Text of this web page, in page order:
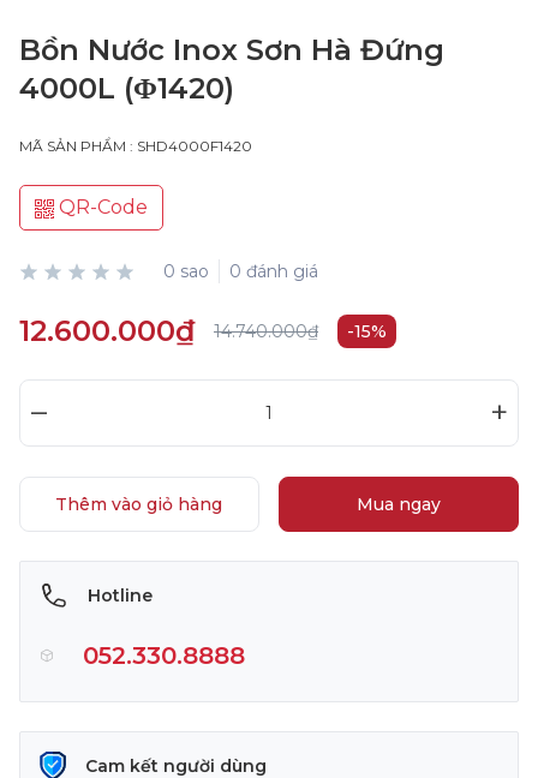
Bồn Nước Inox Sơn Hà Đứng
4000L (Φ1420)
MÃ SẢN PHẨM : SHD4000F1420
QR-Code
0 sao 0 đánh giá
12.600.000₫ 14.740.000₫ -15%
– +
Thêm vào giỏ hàng Mua ngay
Hotline
052.330.8888
Cam kết người dùng